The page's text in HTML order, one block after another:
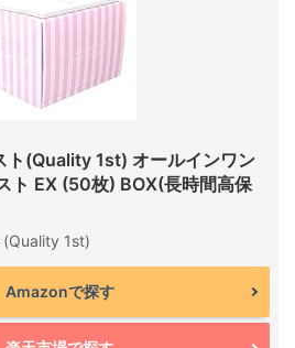
ト(Quality 1st) オールインワン
ト EX (50枚) BOX(長時間高保
(Quality 1st)
Amazonで探す